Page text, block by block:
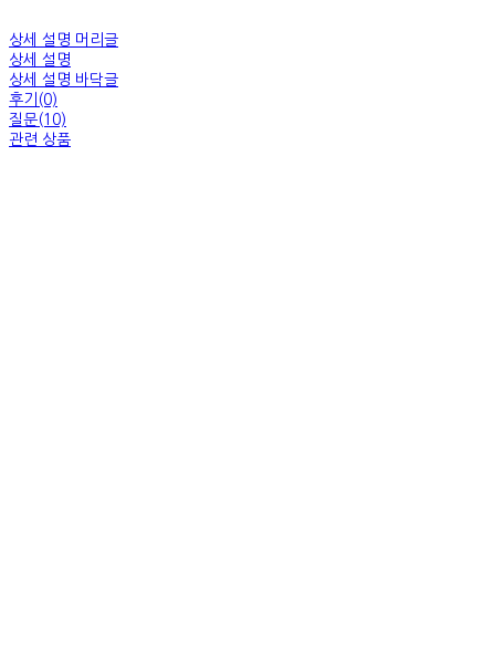
상세 설명 머리글
상세 설명
상세 설명 바닥글
후기(0)
질문(10)
관련 상품